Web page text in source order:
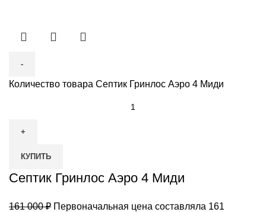
Количество товара Септик Гринлос Аэро 4 Миди
КУПИТЬ
Септик Гринлос Аэро 4 Миди
161 000₽ Первоначальная цена составляла 161